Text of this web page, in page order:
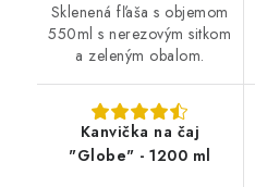
Sklenená fľaša s objemom
550ml s nerezovým sitkom
a zeleným obalom.
Kanvička na čaj
"Globe" - 1200 ml